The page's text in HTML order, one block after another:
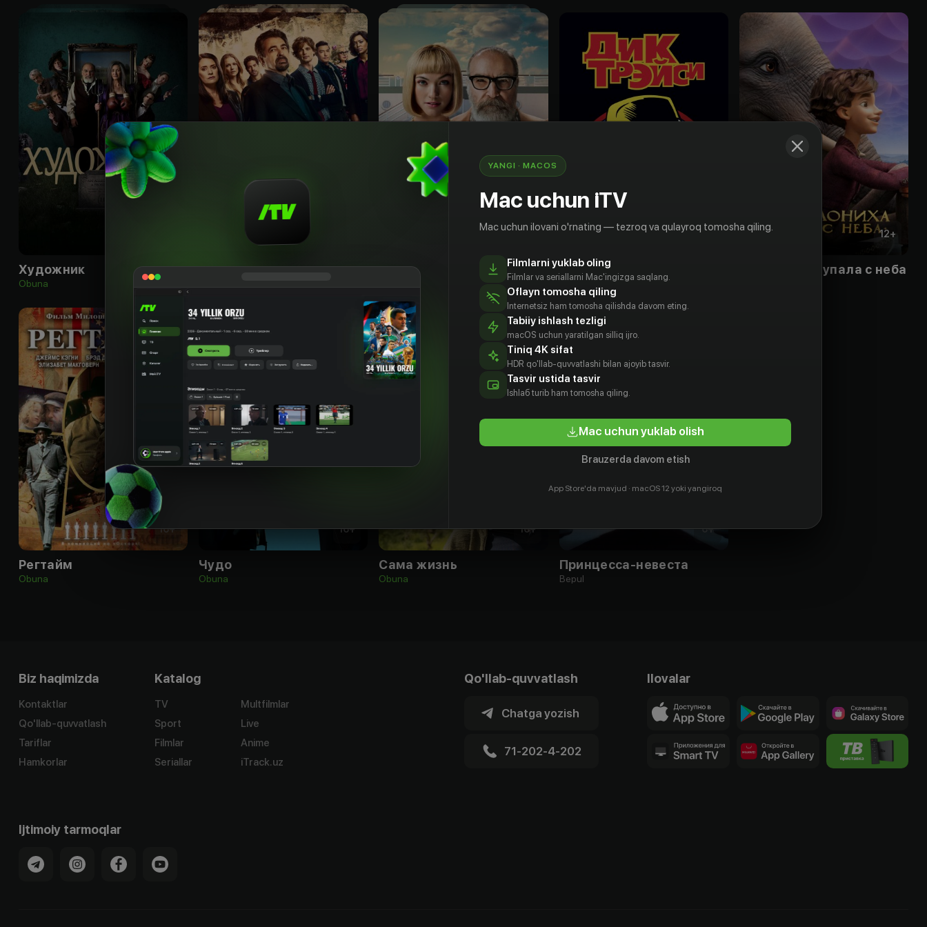
Художник
Obuna
Мыслить как преступник
18 +
Смерть и другие подробности
12+
Дик Трэйси
Sotib olish
12+
Как слониха упала с неба
16+
Регтайм
Obuna
16+
Чудо
Obuna
16+
Сама жизнь
Obuna
6+
Принцесса-невеста
Bepul
Biz haqimizda
Kontaktlar
Qo'llab-quvvatlash
Tariflar
Hamkorlar
Katalog
TV
Sport
Filmlar
Seriallar
Multfilmlar
Live
Anime
iTrack.uz
Qo'llab-quvvatlash
Chatga yozish
71-202-4-202
Ilovalar
Ijtimoiy tarmoqlar
YANGI · MACOS
Mac uchun iTV
Mac uchun ilovani o'rnating — tezroq va qulayroq tomosha qiling.
Filmlarni yuklab oling
Filmlar va seriallarni Mac'ingizga saqlang.
Oflayn tomosha qiling
Internetsiz ham tomosha qilishda davom eting.
Tabiiy ishlash tezligi
macOS uchun yaratilgan silliq ijro.
Tiniq 4K sifat
HDR qo'llab-quvvatlashi bilan ajoyib tasvir.
Tasvir ustida tasvir
Ishlаб turib ham tomosha qiling.
Mac uchun yuklab olish
Brauzerda davom etish
App Store'da mavjud · macOS 12 yoki yangiroq